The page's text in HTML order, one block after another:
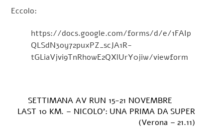
Eccolo:
https://docs.google.com/forms/d/e/1FAIp
QLSdN3oy72puxPZ_scJA1R-
tGLiaVjvi9TnRhowE2QXlUrY0jiw/viewform
SETTIMANA AV RUN 15-21 NOVEMBRE
LAST 10 KM. – NICOLO’: UNA PRIMA DA SUPER
(Verona – 21.11)